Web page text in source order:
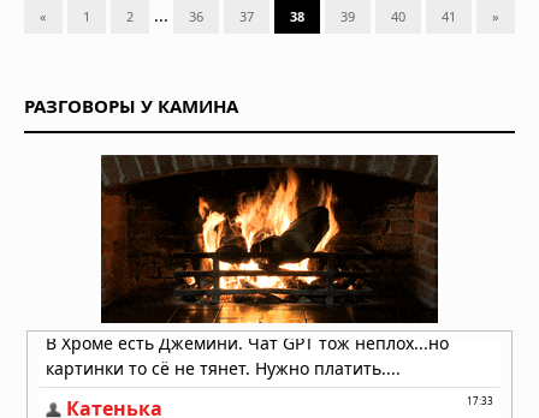
« 1 2 ... 36 37 38 39 40 41 »
РАЗГОВОРЫ У КАМИНА